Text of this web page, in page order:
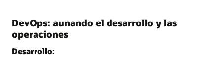
DevOps: aunando el desarrollo y las
operaciones
Desarrollo: